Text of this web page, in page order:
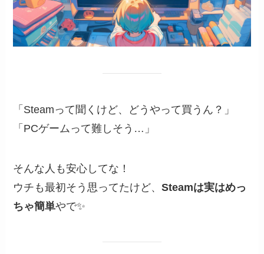
「Steamって聞くけど、どうやって買うん？」
「PCゲームって難しそう…」
そんな人も安心してな！
ウチも最初そう思ってたけど、Steamは実はめっ
ちゃ簡単やで✨